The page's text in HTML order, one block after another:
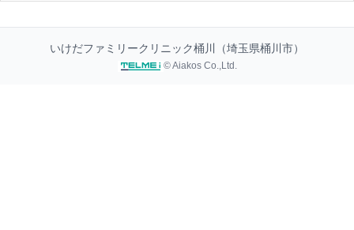
いけだファミリークリニック桶川（埼玉県桶川市）
© Aiakos Co.,Ltd.